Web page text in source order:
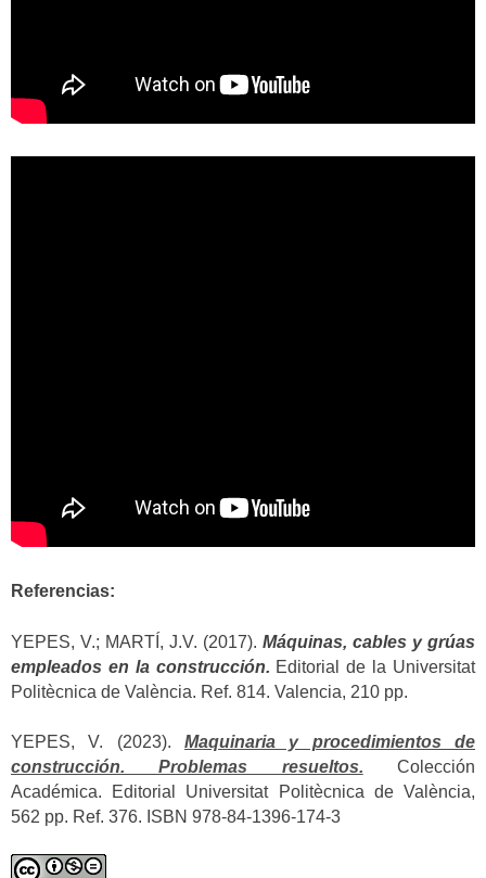
Referencias:
YEPES, V.; MARTÍ, J.V. (2017). Máquinas, cables y grúas
empleados en la construcción. Editorial de la Universitat
Politècnica de València. Ref. 814. Valencia, 210 pp.
YEPES, V. (2023). Maquinaria y procedimientos de
construcción. Problemas resueltos. Colección
Académica. Editorial Universitat Politècnica de València,
562 pp. Ref. 376. ISBN 978-84-1396-174-3